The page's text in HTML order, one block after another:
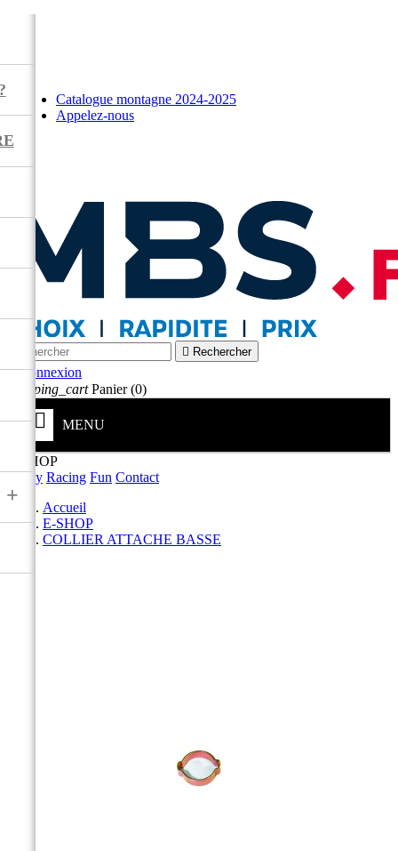
Catalogue montagne 2024-2025
Appelez-nous
 Rechercher
 Connexion
shopping_cart Panier (0)
MENU
+
E-SHOP
Safety Racing Fun Contact
Accueil
E-SHOP
COLLIER ATTACHE BASSE